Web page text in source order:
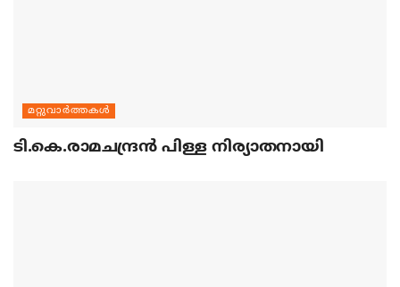
മറ്റുവാര്‍ത്തകള്‍
ടി.കെ.രാമചന്ദ്രന്‍ പിള്ള നിര്യാതനായി